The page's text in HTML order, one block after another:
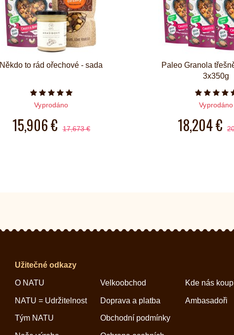
Někdo to rád ořechové - sada
Počet hvězdiček je 5 z 5
Vyprodáno
15,906 € 17,673 €
Paleo Granola
3x350g
Vyprodáno
18,204 €
Užitečné odkazy
O NATU
NATU = Udržitelnost
Tým NATU
Velkoobchod
Doprava a platba
Obchodní podmínky
Kde nás
Ambasadoři